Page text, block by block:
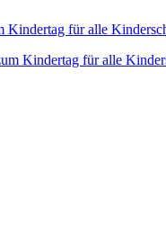
Kindertag für alle
Kindertag für alle